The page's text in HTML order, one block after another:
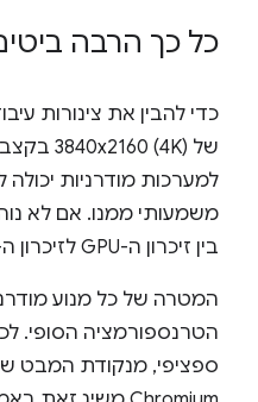
כל כך הרבה
כדי להבין את צינורות
למערכות מודרניות
משמעותי ממנו. אם לא
בין זיכרון ה-GPU לזיכרון ה-CPU.
המטרה של כל מנוע
ספציפי, מנקודת המבט של